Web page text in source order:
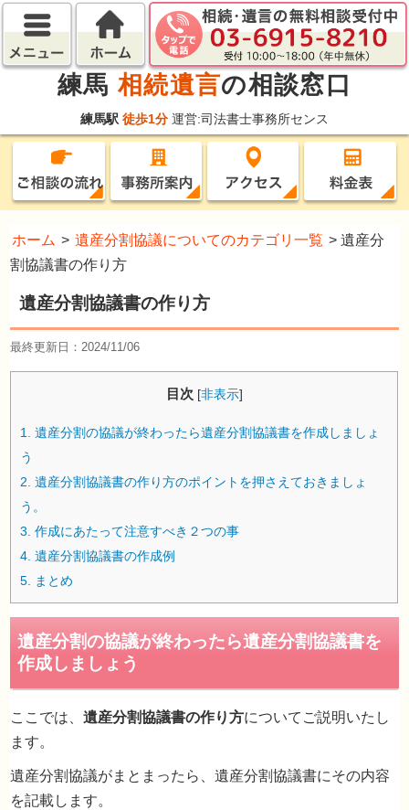
練馬 相続遺言の相談窓口
練馬駅 徒歩1分運営:司法書士事務所センス
ホーム > 遺産分割協議についてのカテゴリ一覧 >遺産分
割協議書の作り方
遺産分割協議書の作り方
最終更新日：2024/11/06
目次 [非表示]
1.
遺産分割の協議が終わったら遺産分割協議書を作成しましょ
う
2. 遺産分割協議書の作り方のポイントを押さえておきましょ
う。
3. 作成にあたって注意すべき２つの事
4. 遺産分割協議書の作成例
5.
まとめ
遺産分割の協議が終わったら遺産分割協議
作成しましょう
ここでは、遺産分割協議書の作り方についてご説明いたし
ます。
遺産分割協議がまとまったら、遺産分割協議書にその内容
を記載します。